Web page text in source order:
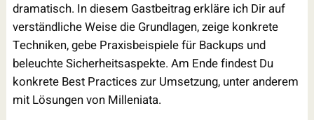
dramatisch. In diesem Gastbeitrag erkläre ich Dir auf
verständliche Weise die Grundlagen, zeige konkrete
Techniken, gebe Praxisbeispiele für Backups und
beleuchte Sicherheitsaspekte. Am Ende findest Du
konkrete Best Practices zur Umsetzung, unter anderem
mit Lösungen von Milleniata.